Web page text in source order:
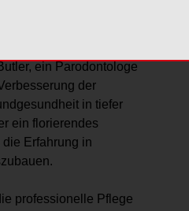
ein Parodontologe
der
in tiefer
ein florierendes
Erfahrung in
professionelle Pflege